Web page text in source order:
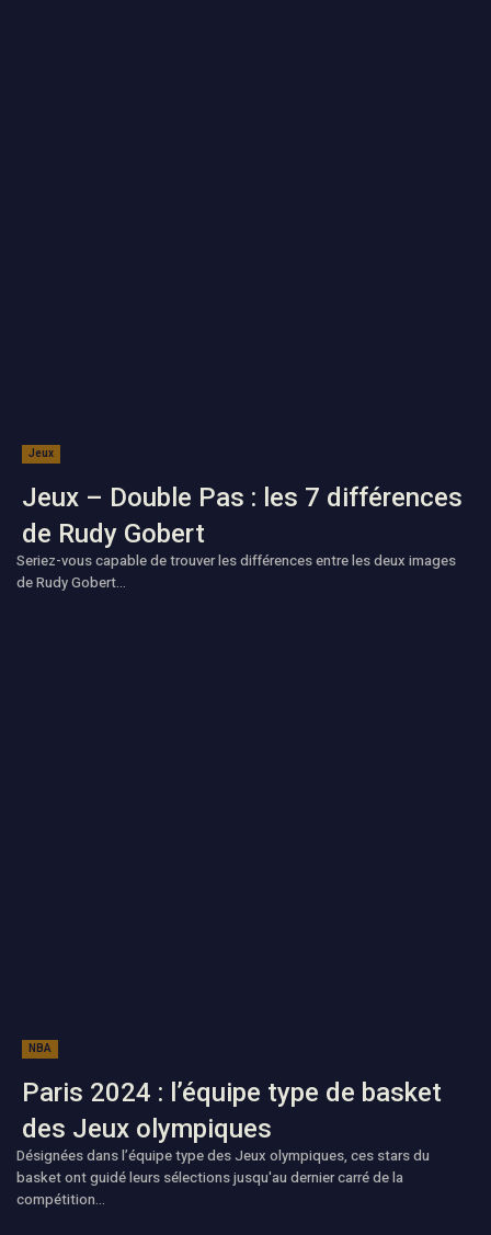
Jeux
Jeux – Double Pas : les 7 différences
de Rudy Gobert
Seriez-vous capable de trouver les différences entre les deux images
de Rudy Gobert...
NBA
Paris 2024 : l’équipe type de basket
des Jeux olympiques
Désignées dans l’équipe type des Jeux olympiques, ces stars du
basket ont guidé leurs sélections jusqu'au dernier carré de la
compétition...